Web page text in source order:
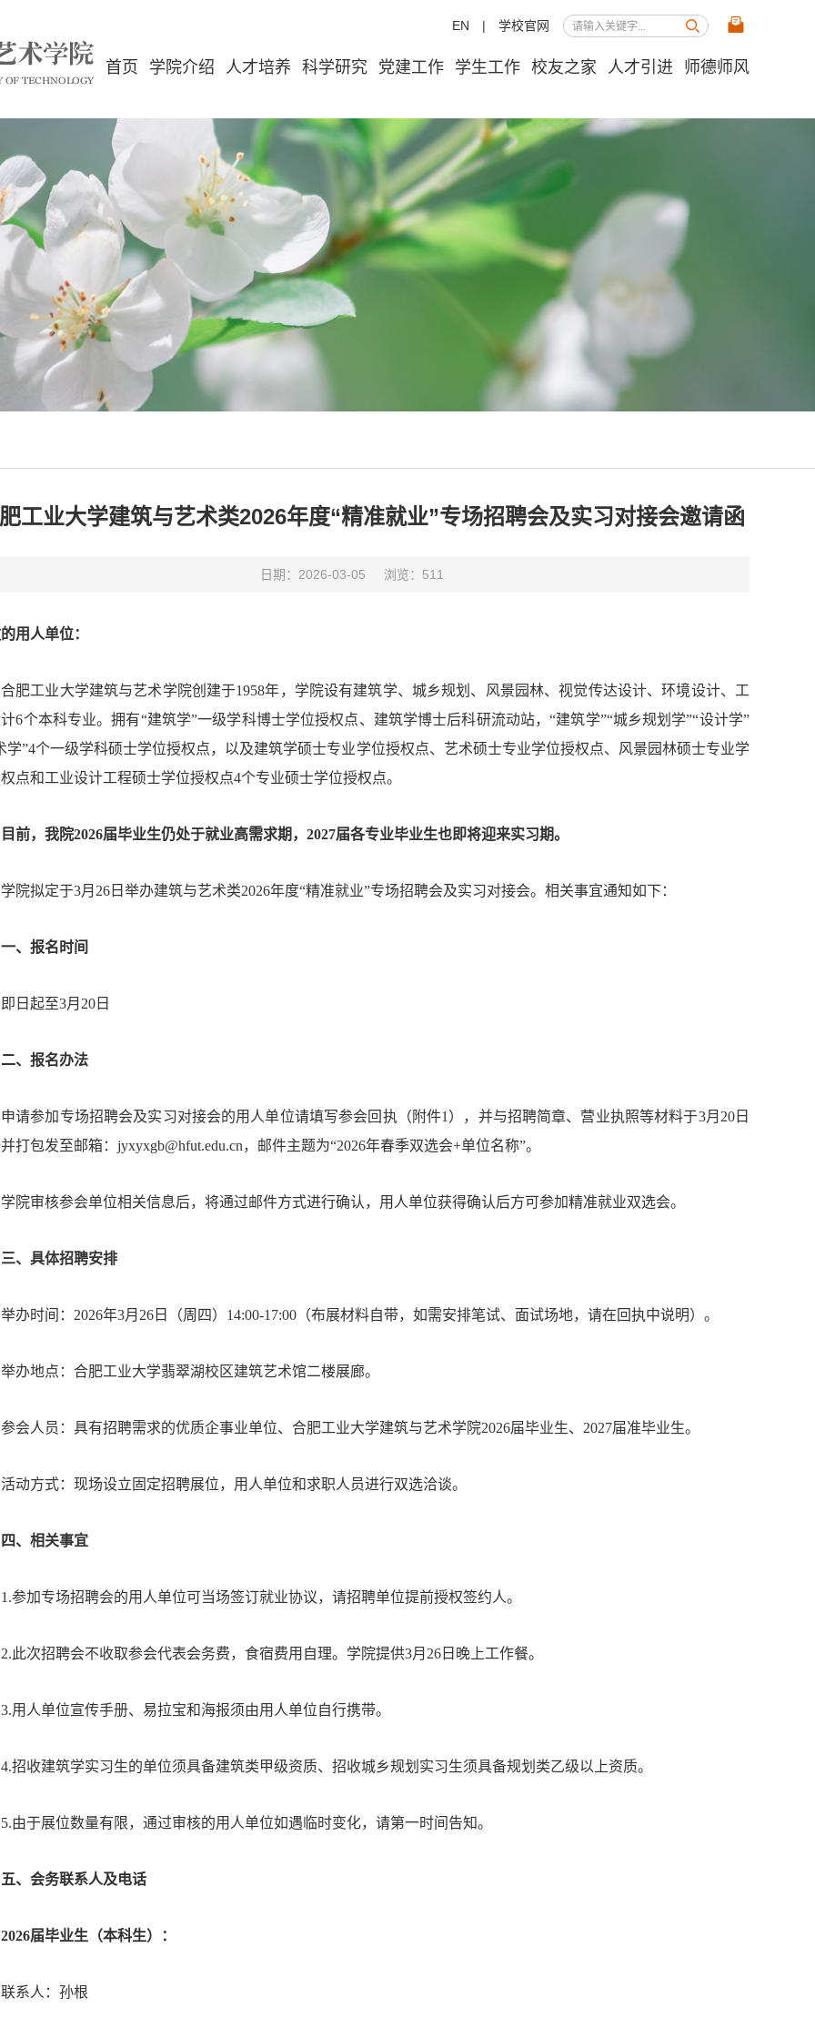
EN | 学校官网
首页 学院介绍 人才培养 科学研究 党建工作 学生工作 校友之家 人才引进 师德师风
工业大学建筑与艺术类2026年度“精准就业”专场招聘会及实习对接会邀请函
日期：2026-03-05 浏览： 511
用人单位：
合肥工业大学建筑与艺术学院创建于1958年，学院设有建筑学、城乡规划、风景园林、视觉传达设计、环境设计、工
6个本科专业。拥有“建筑学”一级学科博士学位授权点、建筑学博士后科研流动站，“建筑学”“城乡规划学”“设计学”
学”4个一级学科硕士学位授权点，以及建筑学硕士专业学位授权点、艺术硕士专业学位授权点、风景园林硕士专业学
点和工业设计工程硕士学位授权点4个专业硕士学位授权点。
目前，我院2026届毕业生仍处于就业高需求期，2027届各专业毕业生也即将迎来实习期。
学院拟定于3月26日举办建筑与艺术类2026年度“精准就业”专场招聘会及实习对接会。相关事宜通知如下：
一、报名时间
即日起至3月20日
二、报名办法
申请参加专场招聘会及实习对接会的用人单位请填写参会回执（附件1），并与招聘简章、营业执照等材料于3月20日
打包发至邮箱：jyxyxgb@hfut.edu.cn，邮件主题为“2026年春季双选会+单位名称”。
学院审核参会单位相关信息后，将通过邮件方式进行确认，用人单位获得确认后方可参加精准就业双选会。
三、具体招聘安排
举办时间：2026年3月26日（周四）14:00-17:00（布展材料自带，如需安排笔试、面试场地，请在回执中说明）。
举办地点：合肥工业大学翡翠湖校区建筑艺术馆二楼展廊。
参会人员：具有招聘需求的优质企事业单位、合肥工业大学建筑与艺术学院2026届毕业生、2027届准毕业生。
活动方式：现场设立固定招聘展位，用人单位和求职人员进行双选洽谈。
四、相关事宜
1.参加专场招聘会的用人单位可当场签订就业协议，请招聘单位提前授权签约人。
2.此次招聘会不收取参会代表会务费，食宿费用自理。学院提供3月26日晚上工作餐。
3.用人单位宣传手册、易拉宝和海报须由用人单位自行携带。
4.招收建筑学实习生的单位须具备建筑类甲级资质、招收城乡规划实习生须具备规划类乙级以上资质。
5.由于展位数量有限，通过审核的用人单位如遇临时变化，请第一时间告知。
五、会务联系人及电话
2026届毕业生（本科生）：
联系人：孙根